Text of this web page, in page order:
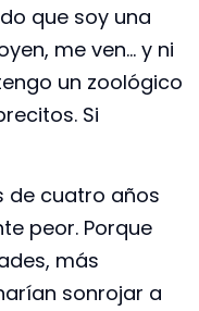
que soy una
me ven… y ni
un zoológico
Si
de cuatro años
peor. Porque
más
sonrojar a